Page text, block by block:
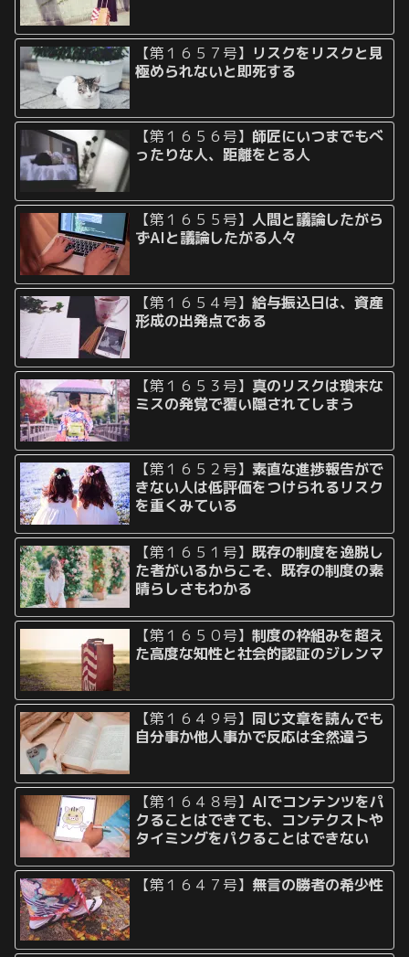
【第１６５７号】 リスクをリスクと見
極められないと即死する
【第１６５６号】 師匠にいつまでもべ
ったりな人、距離をとる人
【第１６５５号】人間と議論したがら
ずAIと議論したがる人々
【第１６５４号】給与振込日は、資産
形成の出発点である
【第１６５３号】 真のリスクは瑣末な
ミスの発覚で覆い隠されてしまう
【第１６５２号】素直な進捗報告がで
きない人は低評価をつけられるリスク
を重くみている
【第１６５１号】既存の制度を逸脱し
た者がいるからこそ、既存の制度の素
晴らしさもわかる
【第１６５０号】制度の枠組みを超え
た高度な知性と社会的認証のジレンマ
【第１６４９号】 同じ文章を読んでも
自分事か他人事かで反応は全然違う
【第１６４８号】AIでコンテンツをパ
クることはできても、コンテクストや
タイミングをパクることはできない
【第１６４７号】 無言の勝者の希少性